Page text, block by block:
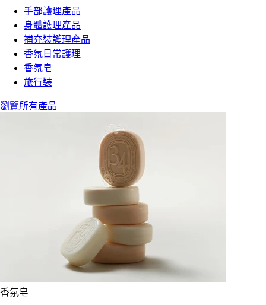
手部護理產品
身體護理產品
補充裝護理產品
香氛日常護理
香氛皂
旅行裝
瀏覽所有產品
香氛皂